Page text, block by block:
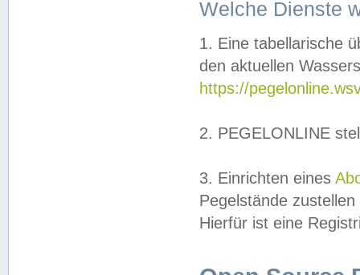
Welche Dienste
1. Eine tabellarische
den aktuellen
https://
2. PEGELONLINE
3. Einrichten eines
Pegelstände
Hierfür ist eine